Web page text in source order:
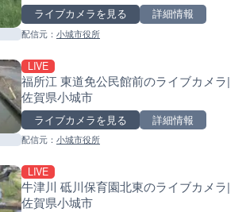
ライブカメラを見る 詳細情報
配信元： 小城市役所
LIVE
福所江 東道免公民館前のライブカメラ|
佐賀県小城市
ライブカメラを見る 詳細情報
配信元： 小城市役所
LIVE
牛津川 砥川保育園北東のライブカメラ|
佐賀県小城市